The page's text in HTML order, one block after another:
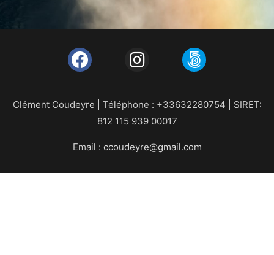
Clément Coudeyre | Téléphone : +33632280754 | SIRET:
812 115 939 00017
Email : ccoudeyre@gmail.com